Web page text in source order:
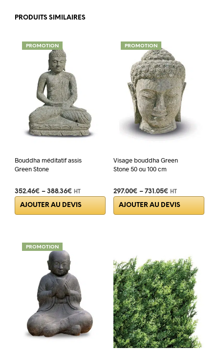
PRODUITS SIMILAIRES
PROMOTION
Bouddha méditatif assis
Green Stone
352.46€ – 388.36€ HT
AJOUTER AU DEVIS
Ce
produit
options
peuvent
être
choisies
sur
page
du
produit
PROMOTION
Visage bouddha Green
Stone 50 ou 100 cm
297.00€ – 731.05€ HT
AJOUTER AU DEVIS
Ce
PROMOTION